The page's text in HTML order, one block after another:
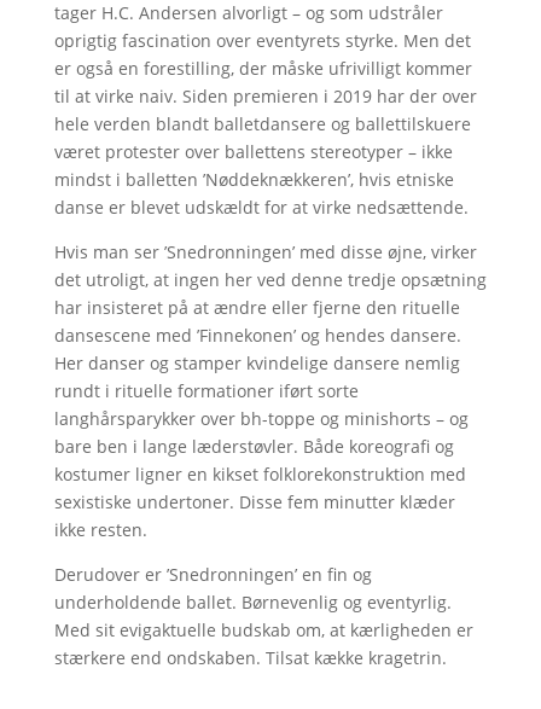
tager H.C. Andersen alvorligt – og som udstråler
oprigtig fascination over eventyrets styrke. Men det
er også en forestilling, der måske ufrivilligt kommer
til at virke naiv. Siden premieren i 2019 har der over
hele verden blandt balletdansere og ballettilskuere
været protester over ballettens stereotyper – ikke
mindst i balletten ’Nøddeknækkeren’, hvis etniske
danse er blevet udskældt for at virke nedsættende.
Hvis man ser ’Snedronningen’ med disse øjne, virker
det utroligt, at ingen her ved denne tredje opsætning
har insisteret på at ændre eller fjerne den rituelle
dansescene med ’Finnekonen’ og hendes dansere.
Her danser og stamper kvindelige dansere nemlig
rundt i rituelle formationer iført sorte
langhårsparykker over bh-toppe og minishorts – og
bare ben i lange læderstøvler. Både koreografi og
kostumer ligner en kikset folklorekonstruktion med
sexistiske undertoner. Disse fem minutter klæder
ikke resten.
Derudover er ’Snedronningen’ en fin og
underholdende ballet. Børnevenlig og eventyrlig.
Med sit evigaktuelle budskab om, at kærligheden er
stærkere end ondskaben. Tilsat kække kragetrin.